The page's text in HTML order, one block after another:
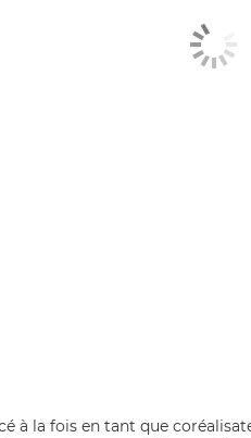
à la fois en tant que